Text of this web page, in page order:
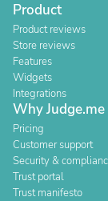
Product
Product reviews
Store reviews
Features
Widgets
Integrations
Why Judge.me
Pricing
Customer support
Security &
Trust portal
Trust manifesto